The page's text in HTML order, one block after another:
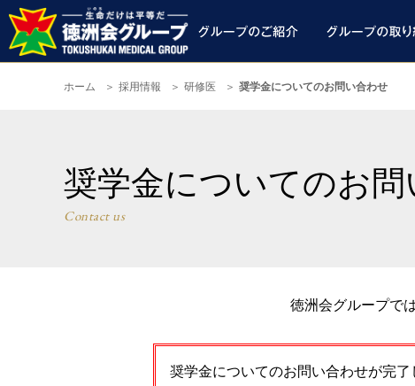
ホーム 採用情報 研修医 奨学金についてのお問い合わせ
奨学金についてのお問
Contact us
徳洲会グループで
奨学金についてのお問い合わせが完